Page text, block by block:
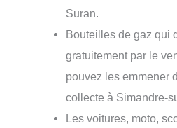
Suran.
Bouteilles de gaz qui
gratuitement par le
pouvez les emmener
collecte à Simandre-
Les voitures, moto,